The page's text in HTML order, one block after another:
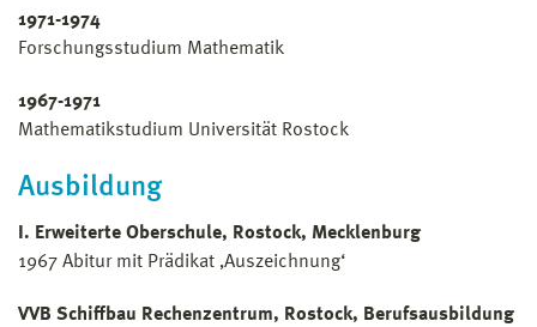
1971-1974
Forschungsstudium Mathematik
1967-1971
Mathematikstudium Universität Rostock
Ausbildung
I. Erweiterte Oberschule, Rostock, Mecklenburg
1967 Abitur mit Prädikat ‚Auszeichnung‘
VVB Schiffbau Rechenzentrum, Rostock, Berufsausbildung